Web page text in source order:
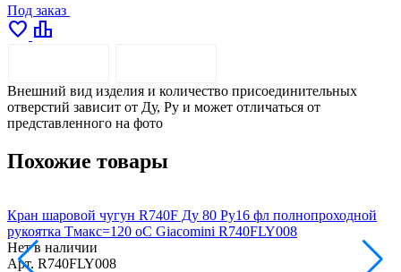
Под заказ
favorite leaderboard
Внешний вид изделия и количество присоединительных
отверстий зависит от Ду, Pу и может отличаться от
представленного на фото
Похожие товары
Кран шаровой чугун R740F Ду 80 Ру16 фл полнопроходной
рукоятка Тмакс=120 оС Giacomini R740FLY008
Нет в наличии
Арт. R740FLY008